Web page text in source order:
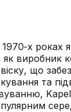
виробник
що
та